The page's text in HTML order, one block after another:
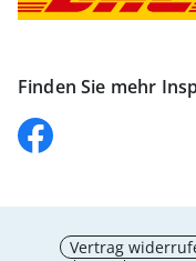
Finden Sie mehr
Vertrag